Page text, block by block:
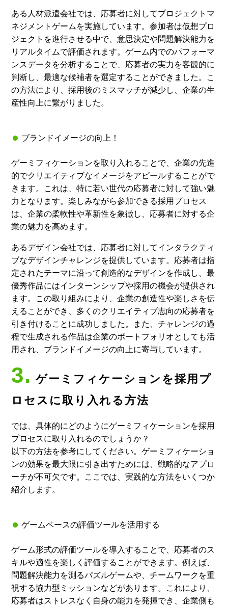
ある人材派遣会社では、応募者に対してプロジェクトマ
ネジメントゲームを実施しています。参加者は仮想プロ
ジェクトを進行させる中で、意思決定や問題解決能力を
リアルタイムで評価されます。ゲーム内でのパフォーマ
ンスデータを分析することで、応募者の実力を客観的に
判断し、最適な候補者を選定することができました。こ
の方法により、採用後のミスマッチが減少し、企業の生
産性向上に繋がりました。
ブランドイメージの向上！
ゲーミフィケーションを取り入れることで、企業の先進
的でクリエイティブなイメージをアピールすることがで
きます。これは、特に若い世代の応募者に対して強い魅
力となります。楽しみながら参加できる採用プロセス
は、企業の柔軟性や革新性を象徴し、応募者に対する企
業の魅力を高めます。
あるデザイン会社では、応募者に対してインタラクティ
ブなデザインチャレンジを提供しています。応募者は指
定されたテーマに沿って創造的なデザインを作成し、最
優秀作品にはインターンシップや採用の機会が提供され
ます。この取り組みにより、企業の創造性や楽しさを伝
えることができ、多くのクリエイティブ志向の応募者を
引き付けることに成功しました。また、チャレンジの過
程で生成される作品は企業のポートフォリオとしても活
用され、ブランドイメージの向上に寄与しています。
3. ゲーミフィケーションを採用プ
ロセスに取り入れる方法
では、具体的にどのようにゲーミフィケーションを採用
プロセスに取り入れるのでしょうか？
以下の方法を参考にしてください。ゲーミフィケーショ
ンの効果を最大限に引き出すためには、戦略的なアプロ
ーチが不可欠です。ここでは、実践的な方法をいくつか
紹介します。
ゲームベースの評価ツールを活用する
ゲーム形式の評価ツールを導入することで、応募者のス
キルや適性を楽しく評価することができます。例えば、
問題解決能力を測るパズルゲームや、チームワークを重
視する協力型ミッションなどがあります。これにより、
応募者はストレスなく自身の能力を発揮でき、企業側も